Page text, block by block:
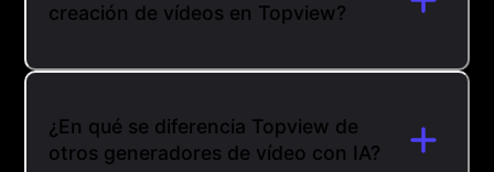
creación de vídeos en Topview?
¿En qué se diferencia Topview de
otros generadores de vídeo con IA?